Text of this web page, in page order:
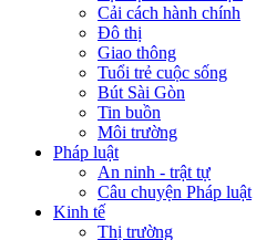
Cải cách hành chính
Đô thị
Giao thông
Tuổi trẻ cuộc sống
Bút Sài Gòn
Tin buồn
Môi trường
Pháp luật
An ninh - trật tự
Câu chuyện Pháp luật
Kinh tế
Thị trường